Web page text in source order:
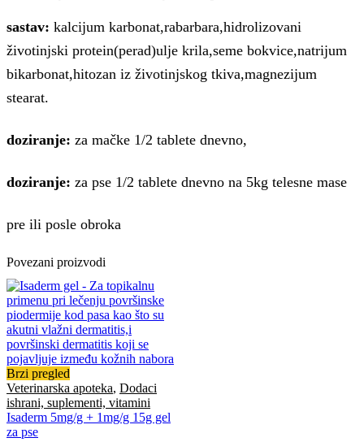
sastav: kalcijum karbonat,rabarbara,hidrolizovani
životinjski protein(perad)ulje krila,seme bokvice,natrijum
bikarbonat,hitozan iz životinjskog tkiva,magnezijum
stearat.
doziranje: za mačke 1/2 tablete dnevno,
doziranje: za pse 1/2 tablete dnevno na 5kg telesne mase
pre ili posle obroka
Povezani proizvodi
Brzi pregled
Veterinarska apoteka, Dodaci
ishrani, suplementi, vitamini
Isaderm 5mg/g + 1mg/g 15g gel
za pse